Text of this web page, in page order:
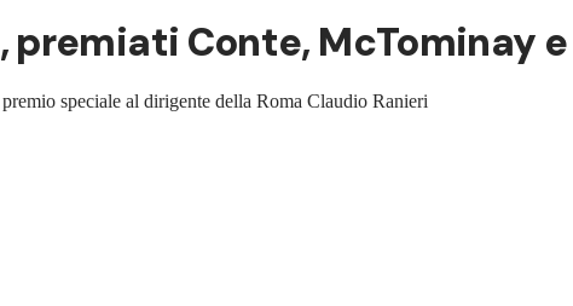
premiati Conte, McTominay
speciale al dirigente della Roma Claudio Ranieri